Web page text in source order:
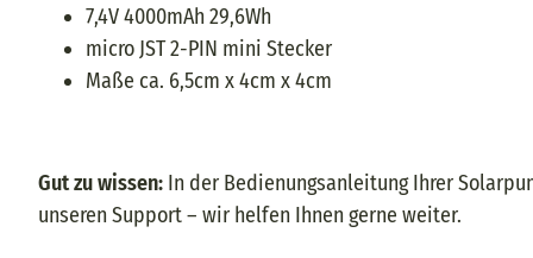
7,4V 4000mAh 29,6Wh
micro JST 2-PIN mini Stecker
Maße ca. 6,5cm x 4cm x 4cm
Gut zu wissen: In der Bedienungsanleitung Ihrer
unseren Support – wir helfen Ihnen gerne weiter.